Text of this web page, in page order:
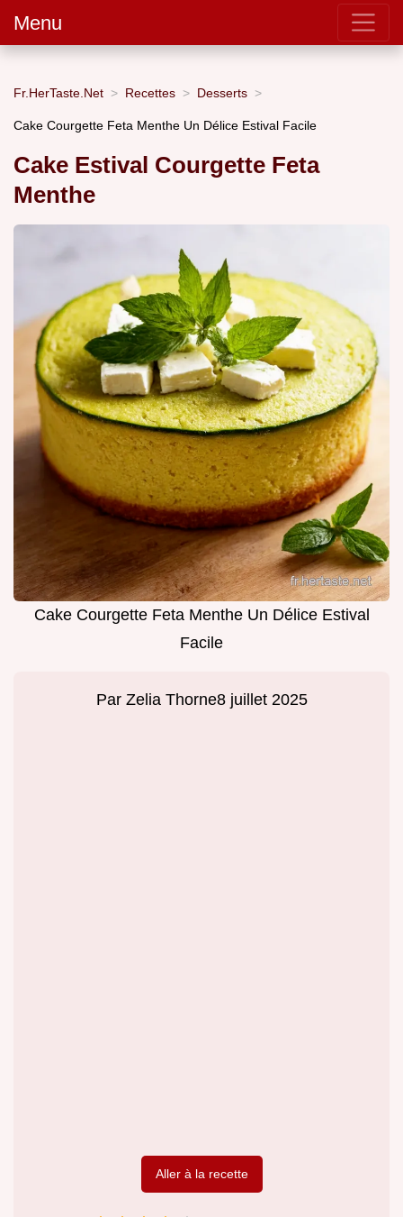
Menu
Fr.HerTaste.Net Recettes Desserts
Cake Courgette Feta Menthe Un Délice Estival Facile
Cake Estival Courgette Feta
Menthe
Cake Courgette Feta Menthe Un Délice Estival
Facile
Par Zelia Thorne8 juillet 2025
Aller à la recette